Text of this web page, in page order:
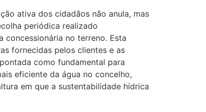
ativa dos cidadãos não anula, mas
periódica realizado
no terreno. Esta
fornecidas pelos clientes e as
como fundamental para
eficiente da água no concelho,
em que a sustentabilidade hídrica